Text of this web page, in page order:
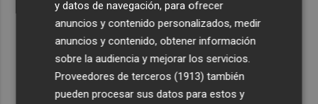
y datos de navegación, para ofrecer
anuncios y contenido personalizados, medir
anuncios y contenido, obtener información
sobre la audiencia y mejorar los servicios.
Proveedores de terceros (1913) también
pueden procesar sus datos para estos y